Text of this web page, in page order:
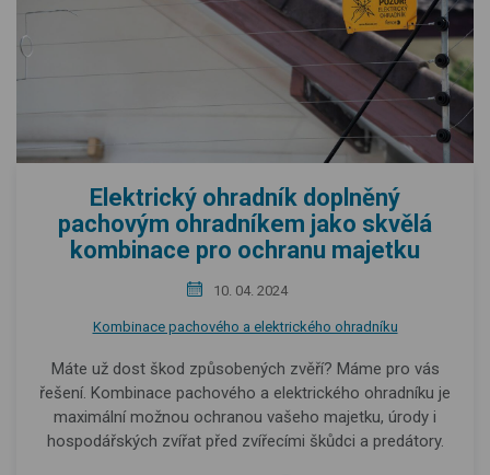
Elektrický ohradník doplněný
pachovým ohradníkem jako skvělá
kombinace pro ochranu majetku
10. 04. 2024
Kombinace pachového a elektrického ohradníku
Máte už dost škod způsobených zvěří? Máme pro vás
řešení. Kombinace pachového a elektrického ohradníku je
maximální možnou ochranou vašeho majetku, úrody i
hospodářských zvířat před zvířecími škůdci a predátory.